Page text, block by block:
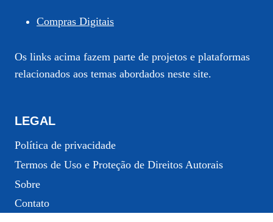
Compras Digitais
Os links acima fazem parte de projetos e plataformas
relacionados aos temas abordados neste site.
LEGAL
Política de privacidade
Termos de Uso e Proteção de Direitos Autorais
Sobre
Contato